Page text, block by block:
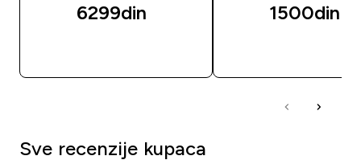
6299din‎ 1500din‎
Sve recenzije kupaca